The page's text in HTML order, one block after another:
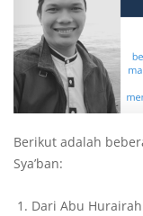
Berikut adalah
Sya’ban:
Dari Abu